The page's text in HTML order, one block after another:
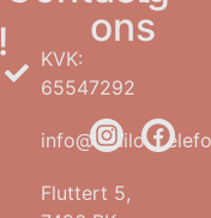
KVK:
65547292
Fluttert 5,
ons